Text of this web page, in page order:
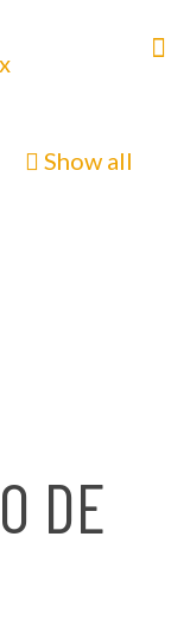
Show all
DE